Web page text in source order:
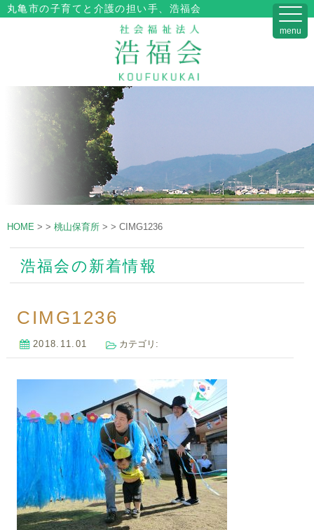
丸亀市の子育てと介護の担い手、浩福会
HOME > > 桃山保育所 > > CIMG1236
浩福会の新着情報
CIMG1236
2018.11.01 カテゴリ:
menu